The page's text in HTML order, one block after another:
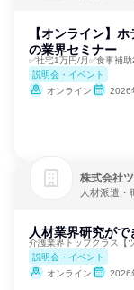
【オンライン】
の業界セミナー
✅社宅1万円/月✅食事補
説明会・イベント
オンライン
2026
株式会社
人材派遣・
人材業界研究が
介護業界トップクラス【
説明会・イベント
オンライン
2026